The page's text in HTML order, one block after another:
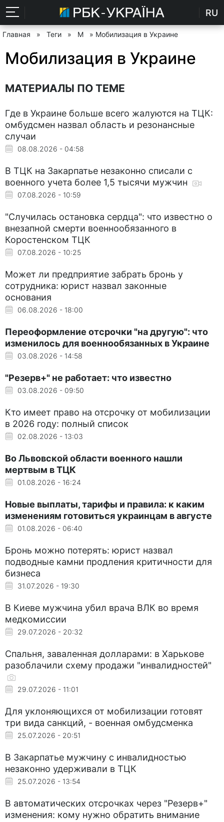
RU
Главная » Теги » М » Мобилизация в Украине
Мобилизация в Украине
МАТЕРИАЛЫ ПО ТЕМЕ
Где в Украине больше всего жалуются на ТЦК:
омбудсмен назвал область и резонансные
случаи
08.08.2026 - 04:58
В ТЦК на Закарпатье незаконно списали с
военного учета более 1,5 тысячи мужчин
07.08.2026 - 10:59
"Случилась остановка сердца": что известно о
внезапной смерти военнообязанного в
Коростенском ТЦК
07.08.2026 - 10:25
Может ли предприятие забрать бронь у
сотрудника: юрист назвал законные
основания
06.08.2026 - 18:00
Переоформление отсрочки "на другую": что
изменилось для военнообязанных в Украине
03.08.2026 - 14:58
"Резерв+" не работает: что известно
03.08.2026 - 09:50
Кто имеет право на отсрочку от мобилизации
в 2026 году: полный список
02.08.2026 - 13:03
Во Львовской области военного нашли
мертвым в ТЦК
01.08.2026 - 16:24
Новые выплаты, тарифы и правила: к каким
изменениям готовиться украинцам в августе
01.08.2026 - 06:40
Бронь можно потерять: юрист назвал
подводные камни продления критичности для
бизнеса
31.07.2026 - 19:30
В Киеве мужчина убил врача ВЛК во время
медкомиссии
29.07.2026 - 20:32
Спальня, заваленная долларами: в Харькове
разоблачили схему продажи "инвалидностей"
29.07.2026 - 11:01
Для уклоняющихся от мобилизации готовят
три вида санкций, - военная омбудсменка
25.07.2026 - 20:51
В Закарпатье мужчину с инвалидностью
незаконно удерживали в ТЦК
25.07.2026 - 13:54
В автоматических отсрочках через "Резерв+"
изменения: кому нужно обратить внимание